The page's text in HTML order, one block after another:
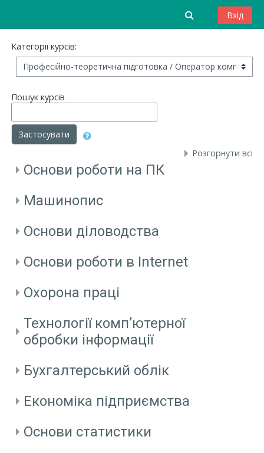
ToggleВхід
Категорії курсів:
Пошук курсів
Застосувати
Розгорнути всі
Основи роботи на ПК
Машинопис
Основи діловодства
Основи роботи в Internet
Охорона праці
Технології комп’ютерної
обробки інформації
Бухгалтерський облік
Економіка підприємства
Основи статистики